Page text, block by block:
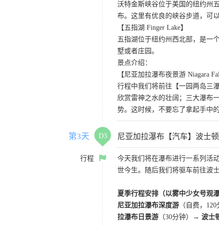
沃特金斯峡谷位于美国的纽约州
布。这里有优良的峡谷步道，可
【五指湖 Finger Lake】
五指湖位于纽约州西北部，是一
墅或者庄园。
景点介绍：
【尼亚加拉瀑布夜景游 Niagara
行程中我们将前往【一园两岛三
欣赏雷神之水的壮阔；三大瀑布
势。这时候，不要忘了拿起手中
第3天 D3 尼亚加拉瀑布【汽车】波士顿
行程
今天我们将在瀑布进行一系列活
世今生。随后我们将驱车前往波
夏季行程安排（以雾中少女号观
尼亚加拉瀑布深度游 （自费，
拉瀑布日景游 （30分钟）→ 波士